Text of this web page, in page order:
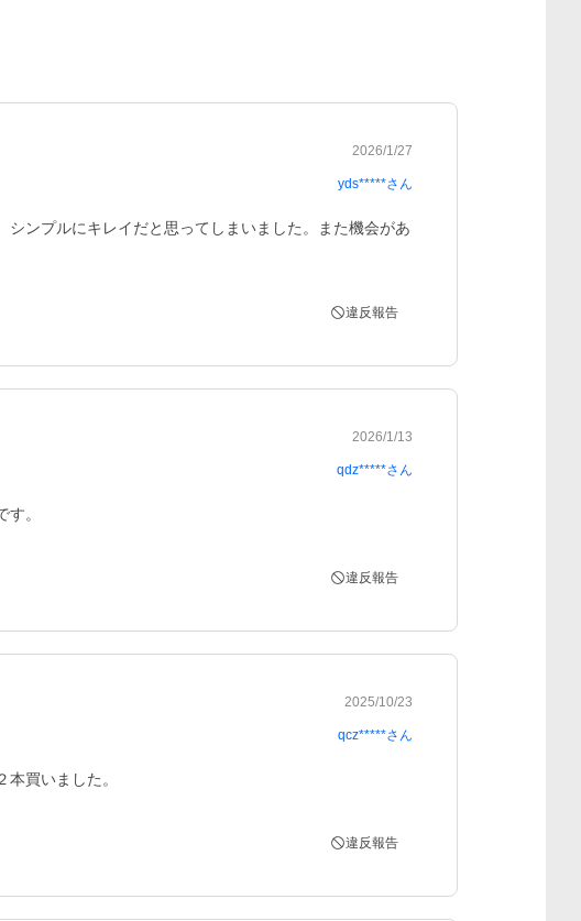
2026/1/27
yds*****さん
ンプルにキレイだと思ってしまいました。また機会があ
違反報告
2026/1/13
qdz*****さん
。
違反報告
2025/10/23
qcz*****さん
買いました。
違反報告